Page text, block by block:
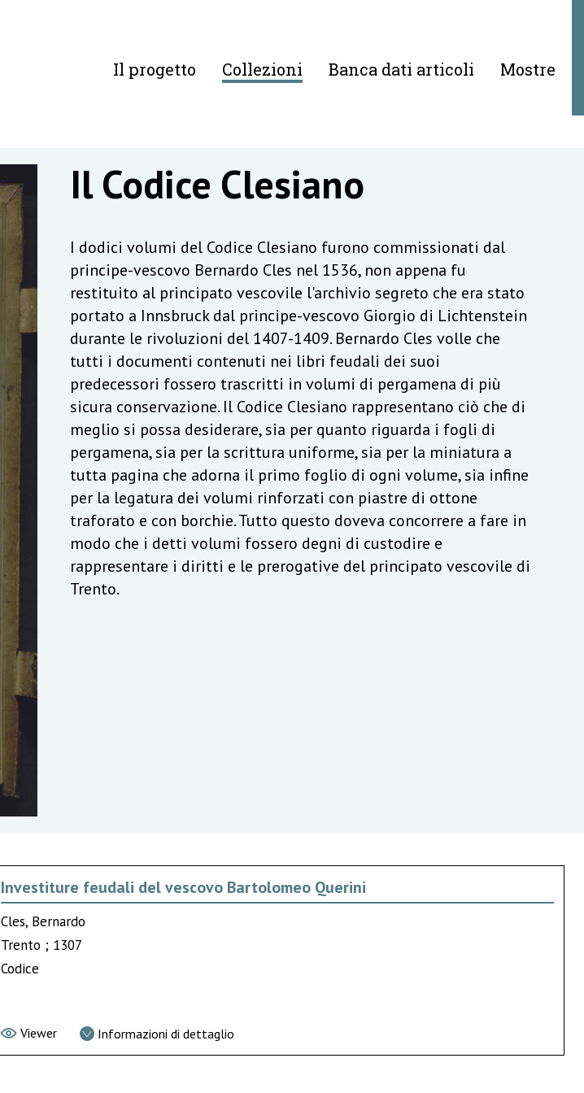
Il progetto Collezioni Banca dati articoli Mostre
Il Codice Clesiano
I dodici volumi del Codice Clesiano furono commissionati dal
principe-vescovo Bernardo Cles nel 1536, non appena fu
restituito al principato vescovile l'archivio segreto che era stato
portato a Innsbruck dal principe-vescovo Giorgio di Lichtenstein
durante le rivoluzioni del 1407-1409. Bernardo Cles volle che
tutti i documenti contenuti nei libri feudali dei suoi
predecessori fossero trascritti in volumi di pergamena di più
sicura conservazione. Il Codice Clesiano rappresentano ciò che di
meglio si possa desiderare, sia per quanto riguarda i fogli di
pergamena, sia per la scrittura uniforme, sia per la miniatura a
tutta pagina che adorna il primo foglio di ogni volume, sia infine
per la legatura dei volumi rinforzati con piastre di ottone
traforato e con borchie. Tutto questo doveva concorrere a fare in
modo che i detti volumi fossero degni di custodire e
rappresentare i diritti e le prerogative del principato vescovile di
Trento.
Investiture feudali del vescovo Bartolomeo Querini
Cles, Bernardo
Trento ; 1307
Codice
Viewer Informazioni di dettaglio